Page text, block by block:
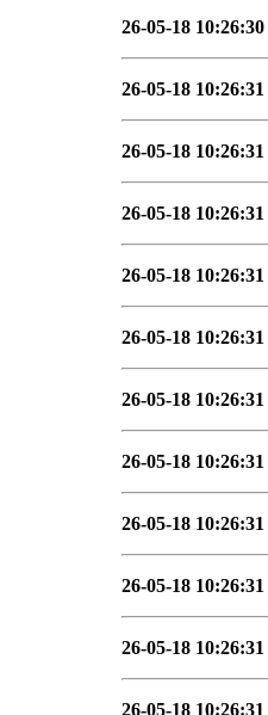
26-05-18 10:26:30
26-05-18 10:26:31
26-05-18 10:26:31
26-05-18 10:26:31
26-05-18 10:26:31
26-05-18 10:26:31
26-05-18 10:26:31
26-05-18 10:26:31
26-05-18 10:26:31
26-05-18 10:26:31
26-05-18 10:26:31
26-05-18 10:26:31